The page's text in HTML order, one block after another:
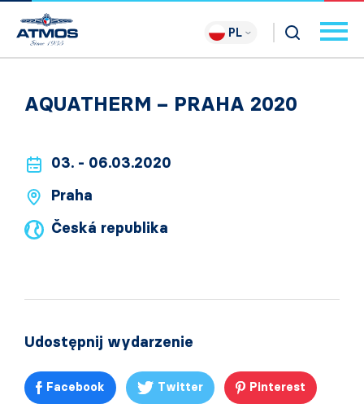
PL
AQUATHERM – PRAHA 2020
03. - 06.03.2020
Praha
Česká republika
Udostępnij wydarzenie
Facebook Twitter Pinterest